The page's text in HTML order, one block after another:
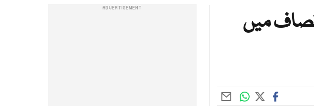
انصاف میں